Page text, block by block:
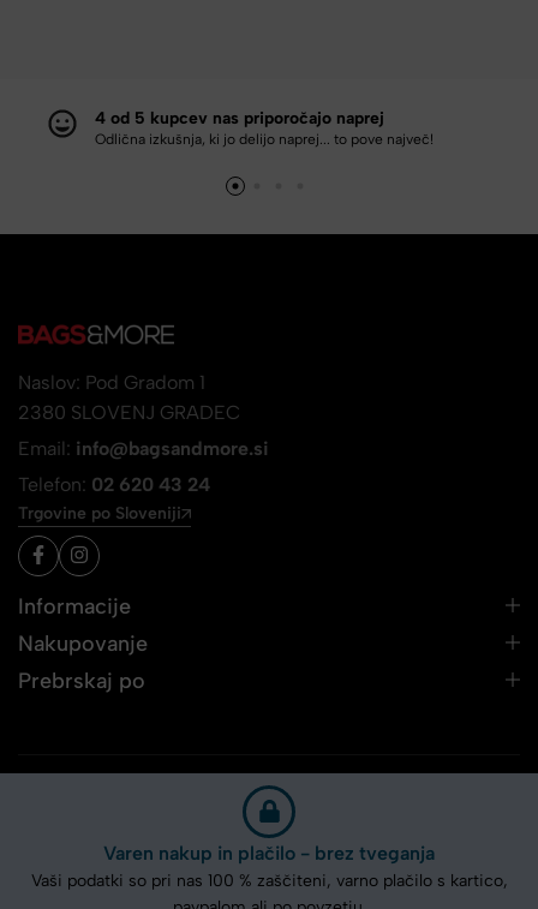
4 od 5 kupcev nas priporočajo naprej
Odlična izkušnja, ki jo delijo naprej... to pove največ!
Naslov: Pod Gradom 1
2380 SLOVENJ GRADEC
Email: info@bagsandmore.si
Telefon: 02 620 43 24
Trgovine po Sloveniji
Informacije
Nakupovanje
Prebrskaj po
Varen nakup in plačilo - brez tveganja
Vaši podatki so pri nas 100 % zaščiteni, varno plačilo s kartico,